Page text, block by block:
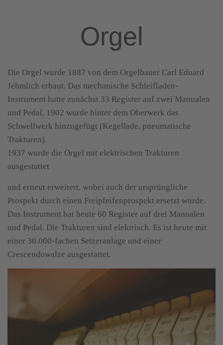
Orgel
Die Orgel wurde 1887 von dem Orgelbauer Carl Eduard
Jehmlich erbaut. Das mechanische Schleifladen-
Instrument hatte zunächst 33 Register auf zwei Manualen
und Pedal. 1902 wurde hinter dem Oberwerk das
Schwellwerk hinzugefügt (Kegellade, pneumatische
Trakturen).
1937 wurde die Orgel mit elektrischen Trakturen
ausgestattet
und erneut erweitert, wobei auch der ursprüngliche
Prospekt durch einen Freipfeifenprospekt ersetzt wurde.
Das Instrument hat heute 60 Register auf drei Manualen
und Pedal. Die Trakturen sind elektrisch. Es ist heute mit
einer 30.000-fachen Setzeranlage und einer
Crescendowalze ausgestattet.